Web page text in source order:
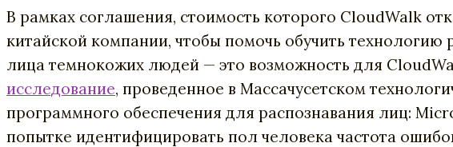
В рамках соглашения, стоимость которого CloudWalk
китайской компании,чтобы помочь обучить технологию
лица темнокожих людей — это возможность для
исследование, проведенное в Массачусетском
программного обеспечения для распознавания лиц:
попытке идентифицировать пол человека частота